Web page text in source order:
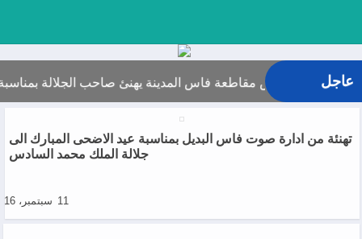
عاجل
رئيس مجلس مقاطعة فاس المدينة يهنئ صاحب الجلالة بمناسبة الذكرى 27 لعيد
تهنئة من ادارة صوت فاس البديل بمناسبة عيد الاضحى المبارك الى
جلالة الملك محمد السادس
11 سبتمبر، 2016